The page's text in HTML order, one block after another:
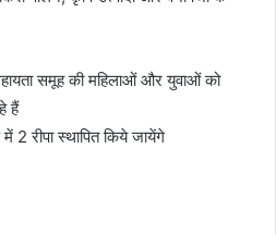
समूह की महिलाओं और युवाओं को
हैं
रीपा स्थापित किये जायेंगे